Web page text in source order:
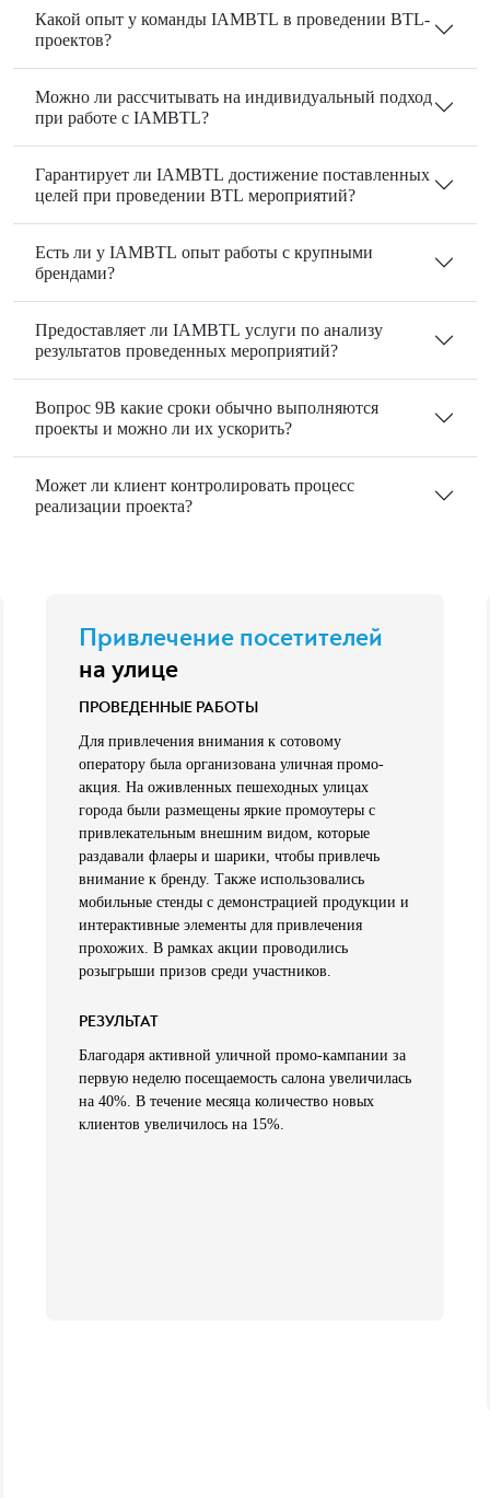
Какой опыт у команды IAMBTL в проведении BTL-
проектов?
Можно ли рассчитывать на индивидуальный подход
при работе с IAMBTL?
Гарантирует ли IAMBTL достижение поставленных
целей при проведении BTL мероприятий?
Есть ли у IAMBTL опыт работы с крупными
брендами?
Предоставляет ли IAMBTL услуги по анализу
результатов проведенных мероприятий?
Вопрос 9В какие сроки обычно выполняются
проекты и можно ли их ускорить?
Может ли клиент контролировать процесс
реализации проекта?
Привлечение посетителей
на улице
ПРОВЕДЕННЫЕ РАБОТЫ
Для привлечения внимания к сотовому
оператору была организована уличная промо-
акция. На оживленных пешеходных улицах
города были размещены яркие промоутеры с
привлекательным внешним видом, которые
раздавали флаеры и шарики, чтобы привлечь
внимание к бренду. Также использовались
мобильные стенды с демонстрацией продукции и
интерактивные элементы для привлечения
прохожих. В рамках акции проводились
розыгрыши призов среди участников.
РЕЗУЛЬТАТ
Благодаря активной уличной промо-кампании за
первую неделю посещаемость салона увеличилась
на 40%. В течение месяца количество новых
клиентов увеличилось на 15%.